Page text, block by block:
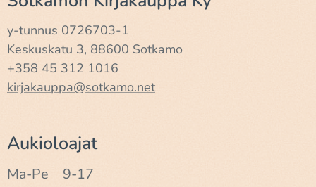
y-tunnus 0726703-1
Keskuskatu 3, 88600 Sotkamo
+358 45 312 1016
kirjakauppa@sotkamo.net
Aukioloajat
Ma-Pe 9-17